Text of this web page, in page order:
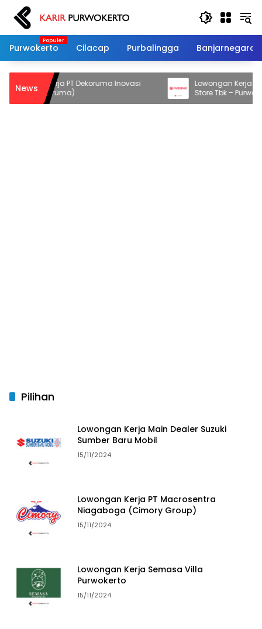
Langsung
konten
Purwokerto
Cilacap Purbalingga Banjarnegara
NewsKerja PT Dekoruma Inovasi
(Dekoruma)
Lowongan Kerja PT
Store Tbk – Purwokerto
Pilihan
Lowongan Kerja Main Dealer Suzuki
Sumber Baru Mobil
15/11/2024
Lowongan Kerja PT Macrosentra
Niagaboga (Cimory Group)
15/11/2024
Lowongan Kerja Semasa Villa
Purwokerto
15/11/2024